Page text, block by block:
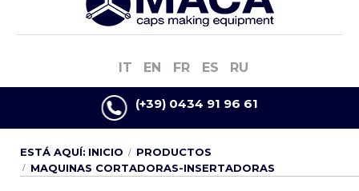
IT EN FR ES RU
(+39) 0434 91 96 61
ESTÁ AQUÍ: INICIO
PRODUCTOS
MAQUINAS CORTADORAS-INSERTADORAS